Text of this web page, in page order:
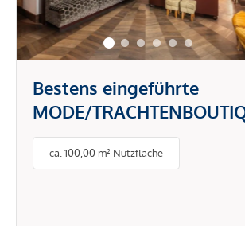
Bestens eingeführte
MODE/
im ZENTRUM WIENS
ca. 100,00 m² Nutzfläche